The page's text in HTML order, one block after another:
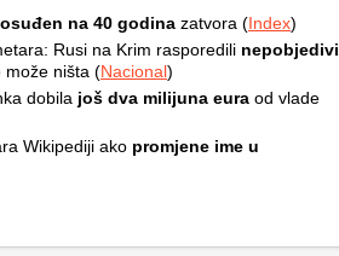
osuđen na 40 godina zatvora (Index)
Rusi na Krim rasporedili nepobjedivi
može ništa (Nacional)
dobila još dva milijuna eura od vlade
Wikipediji ako promjene ime u